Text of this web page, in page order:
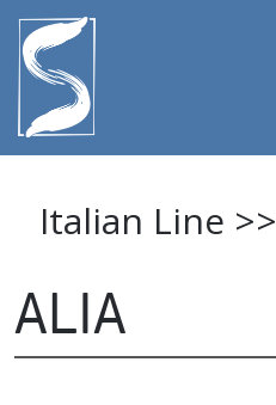
Italian Line >>
ALIA